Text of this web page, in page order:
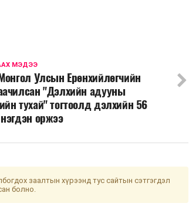
МЭДЭЭ
Улсын Ерөнхийлөгчийн
"Дэлхийн адууны
тухай" тогтоолд дэлхийн 56
оржээ
заалтын хүрээнд тус сайтын сэтгэгдэл
болно.